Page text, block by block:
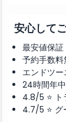
安心して
最安値保証
予約手数料
エンドツ
24時間年
4.8/5 ⭐ ト
4.7/5 ⭐ グ